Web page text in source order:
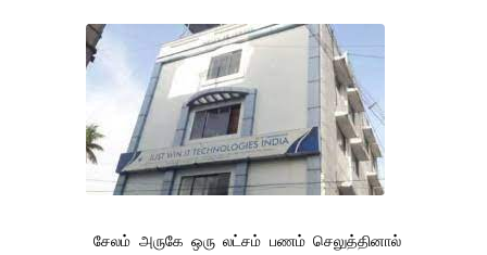
சேலம் அருகே ஒரு லட்சம் பணம் செலுத்தினால்